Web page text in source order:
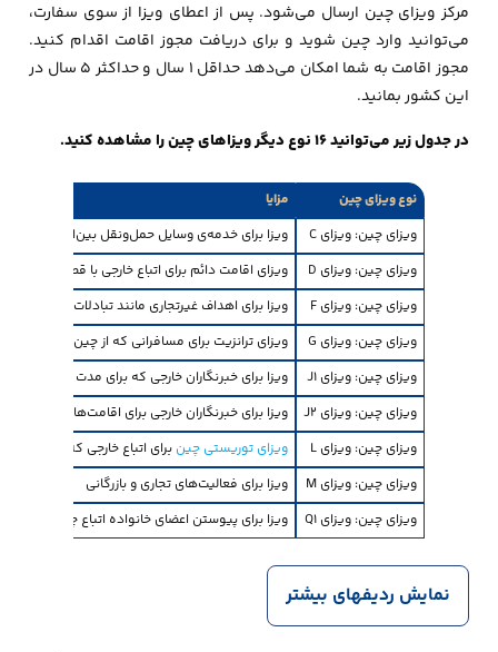
مرکز ویزای چین ارسال می‌شود. پس از اعطای ویزا از سوی سفارت،
می‌توانید وارد چین شوید و برای دریافت مجوز اقامت اقدام کنید.
مجوز اقامت به شما امکان می‌دهد حداقل ۱ سال و حداکثر ۵ سال در
این کشور بمانید.
در جدول زیر می‌توانید 16 نوع دیگر ویزاهای چین را مشاهده کنید.
نوع ویزای چین
مزایا
ویزای چین: ویزای C
ویزا برای خدمه‌ی وسایل حمل‌ونقل بین‌المللی
ویزای چین: ویزای D
ویزای اقامت دائم برای اتباع خارجی با قصد اقامت
ویزای چین: ویزای F
ویزا برای اهداف غیرتجاری مانند تبادلات
ویزای چین: ویزای G
ویزای ترانزیت برای مسافرانی که از چین به مقصد
ویزای چین: ویزای J1
ویزا برای خبرنگاران خارجی که برای مدت طولانی (بیش از ۱۸۰ روز) در چین اقامت
ویزای چین: ویزای J2
ویزا برای خبرنگاران خارجی برای اقامت‌های کوتاه‌مدت (کمتر
ویزای چین: ویزای L
ویزای توریستی چین برای اتباع خارجی که قصد سفر
ویزای چین: ویزای M
ویزا برای فعالیت‌های تجاری و بازرگانی
ویزای چین: ویزای Q1
ویزا برای پیوستن اعضای خانواده اتباع چینی یا ساکنان
نمایش ردیفهای بیشتر